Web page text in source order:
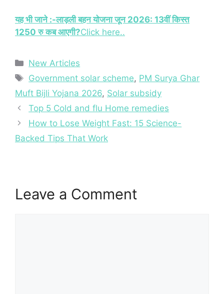
यह भी जाने :-लाड़ली बहन योजना जून 2026: 13वीं किस्त
1250 रु कब आएगी?Click here..
Categories
New Articles
Tags
Government solar scheme, PM Surya Ghar
Muft Bijli Yojana 2026, Solar subsidy
Top 5 Cold and flu Home remedies
How to Lose Weight Fast: 15 Science-
Backed Tips That Work
Leave a Comment